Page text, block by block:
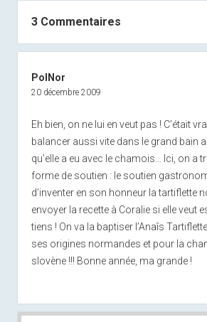
3 Commentaires
PolNor
20 décembre 2009
Eh bien, on ne lui en veut pas ! C’était
balancer aussi vite dans le grand bain
qu’elle a eu avec le chamois… Ici, on a
forme de soutien : le soutien
d’inventer en son honneur la tartiflette
envoyer la recette à Coralie si elle veut
tiens ! On va la baptiser l’Anaîs
ses origines normandes et pour la
slovène !!! Bonne année, ma grande !